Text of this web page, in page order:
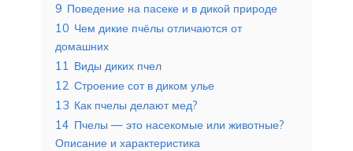
9 Поведение на пасеке и в дикой природе
10 Чем дикие пчёлы отличаются от
домашних
11 Виды диких пчел
12 Строение сот в диком улье
13 Как пчелы делают мед?
14 Пчелы — это насекомые или животные?
Описание и характеристика